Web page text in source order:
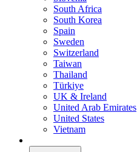
South Africa
South Korea
Spain
Sweden
Switzerland
Taiwan
Thailand
Türkiye
UK & Ireland
United Arab Emirates
United States
Vietnam